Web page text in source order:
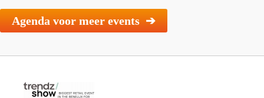
Agenda voor meer events ➔